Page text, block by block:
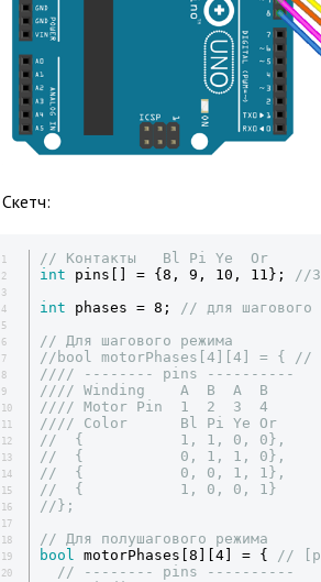
Скетч:
1
2
3
4
5
6
7
8
9
10
11
12
13
14
15
16
17
18
19
20
// Контакты   Bl Pi Ye  Or
int pins[] = {8, 9, 10, 11};
//
int phases = 8;
// для шагового
// Для шагового режима
//bool motorPhases[4][4] = { //
//// -------- pins ----------
//// Winding    A  B  A  B
//// Motor Pin  1  2  3  4
//// Color      Bl Pi Ye Or
//  {           1, 1, 0, 0},
//  {           0, 1, 1, 0},
//  {           0, 0, 1, 1},
//  {           1, 0, 0, 1}
//};
// Для полушагового режима
bool
motorPhases[8][4] = {
//
// -------- pins ----------